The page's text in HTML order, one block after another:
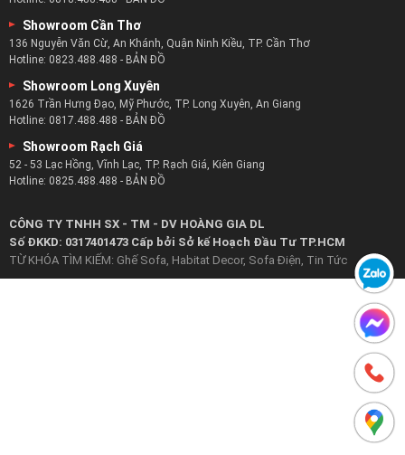
Showroom Cần Thơ
136 Nguyễn Văn Cừ, An Khánh, Quận Ninh Kiều, TP. Cần Thơ
Hotline: 0823.488.488 - BẢN ĐỒ
Showroom Long Xuyên
1626 Trần Hưng Đạo, Mỹ Phước, TP. Long Xuyên, An Giang
Hotline: 0817.488.488 - BẢN ĐỒ
Showroom Rạch Giá
52 - 53 Lạc Hồng, Vĩnh Lạc, TP. Rạch Giá, Kiên Giang
Hotline: 0825.488.488 - BẢN ĐỒ
CÔNG TY TNHH SX - TM - DV HOÀNG GIA DL
Số ĐKKD: 0317401473 Cấp bởi Sở kế Hoạch Đầu Tư TP.HCM
TỪ KHÓA TÌM KIẾM: Ghế Sofa Habitat Decor, Sofa Điện Tin Tức